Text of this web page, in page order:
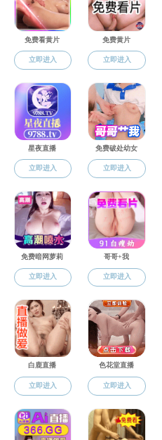
领导班子
院长、党委委员
党委书记：蒋邢
副院长、党委委
副院长、党委委
党委副书记、纪
党委委员：叶玲